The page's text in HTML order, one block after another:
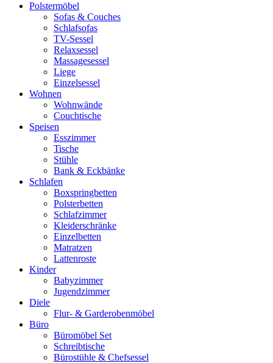
Polstermöbel
Sofas & Couches
Schlafsofas
TV-Sessel
Relaxsessel
Massagesessel
Liege
Einzelsessel
Wohnen
Wohnwände
Couchtische
Speisen
Esszimmer
Tische
Stühle
Bank & Eckbänke
Schlafen
Boxspringbetten
Polsterbetten
Schlafzimmer
Kleiderschränke
Einzelbetten
Matratzen
Lattenroste
Kinder
Babyzimmer
Jugendzimmer
Diele
Flur- & Garderobenmöbel
Büro
Büromöbel Set
Schreibtische
Bürostühle & Chefsessel